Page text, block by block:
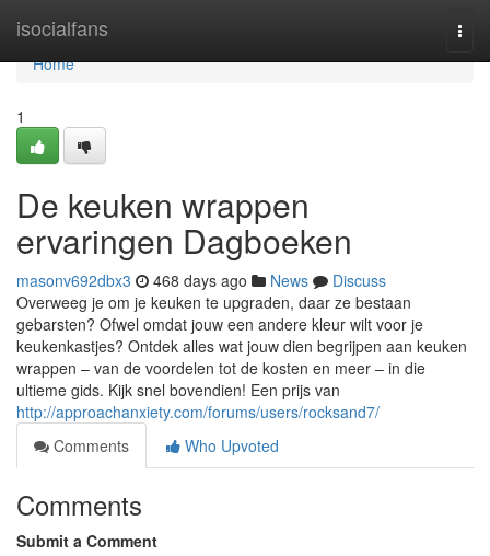
isocialfans
Home
Home
1
De keuken wrappen
ervaringen Dagboeken
masonv692dbx3 468 days ago News
Discuss
Overweeg je om je keuken te upgraden, daar ze bestaan
gebarsten? Ofwel omdat jouw een andere kleur wilt voor je
keukenkastjes? Ontdek alles wat jouw dien begrijpen aan keuken
wrappen – van de voordelen tot de kosten en meer – in die
ultieme gids. Kijk snel bovendien! Een prijs van
http://approachanxiety.com/forums/users/rocksand7/
Comments
Who Upvoted
Comments
Submit a Comment